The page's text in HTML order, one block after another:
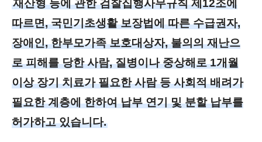
재산형 등에 관한 검찰집행사무규칙 제12조에
따르면, 국민기초생활 보장법에 따른 수급권자,
장애인, 한부모가족 보호대상자, 불의의 재난으
로 피해를 당한 사람, 질병이나 중상해로 1개월
이상 장기 치료가 필요한 사람 등 사회적 배려가
필요한 계층에 한하여 납부 연기 및 분할 납부를
허가하고 있습니다.